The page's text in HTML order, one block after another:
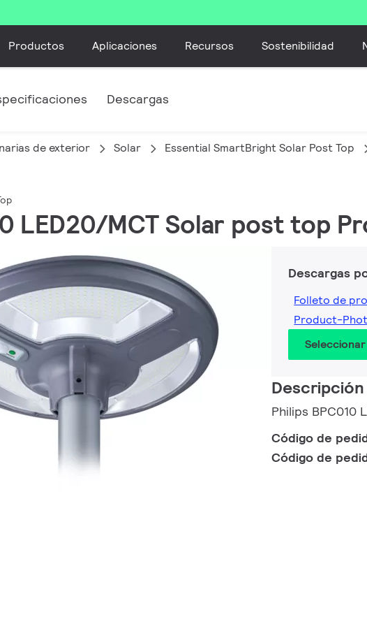
Productos Aplicaciones Recursos Sostenibilidad
Descargas
de exterior Solar Essential SmartBright Solar Post Top
LED20/MCT Solar post top
Descargas
Folleto de
Product-
Philips BPC010
Código de
Código de